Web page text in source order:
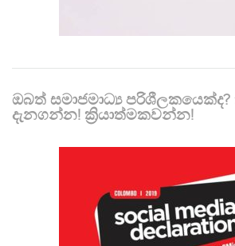
ඔබත් සමාජමාධ්‍ය
දැනගන්න! ක්‍රියාත්මකවන්න!